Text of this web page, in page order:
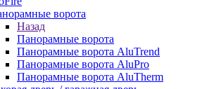
ворота
Назад
Панорамные ворота
Панорамные ворота AluTrend
Панорамные ворота AluPro
Панорамные ворота AluTherm